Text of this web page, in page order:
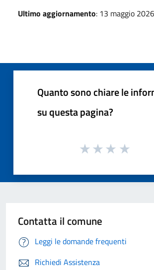
Ultimo aggiornamento: 13 maggio
Quanto sono chiare le
su questa pagina?
Contatta il comune
Leggi le domande frequenti
Richiedi Assistenza